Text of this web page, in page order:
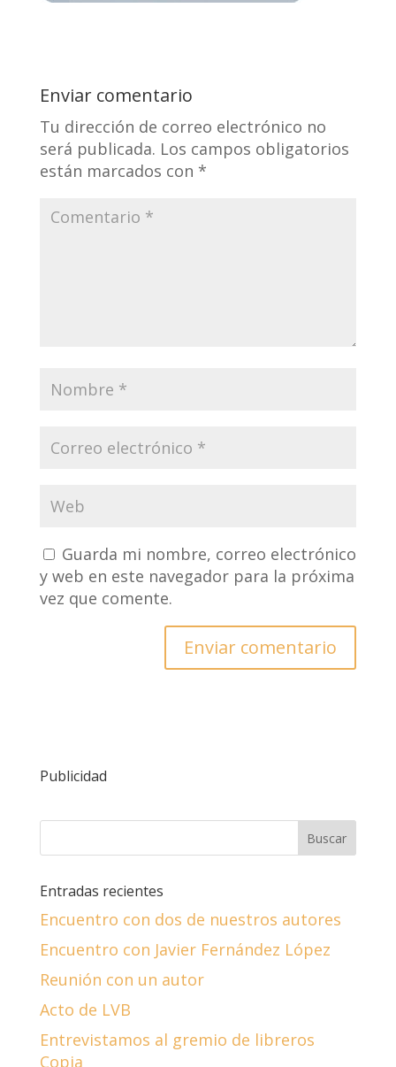
Enviar comentario
Tu dirección de correo electrónico no
será publicada. Los campos obligatorios
están marcados con *
Guarda mi nombre, correo electrónico
y web en este navegador para la próxima
vez que comente.
Publicidad
Entradas recientes
Encuentro con dos de nuestros autores
Encuentro con Javier Fernández López
Reunión con un autor
Acto de LVB
Entrevistamos al gremio de libreros
Copia